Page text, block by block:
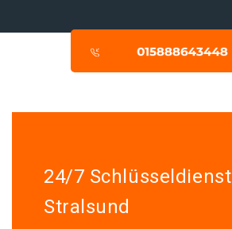
24/7 Schlüsseldienst
Stralsund